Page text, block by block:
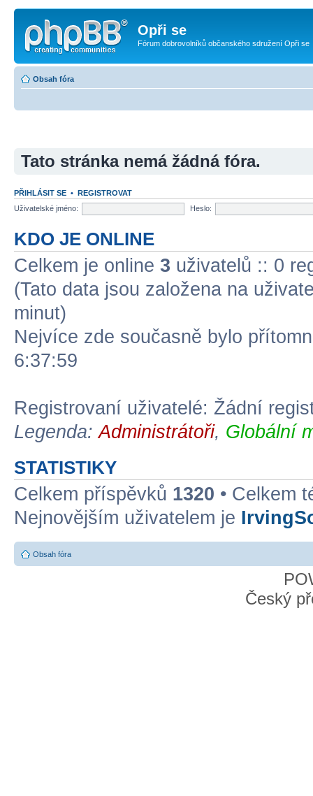
Opři se
Fórum dobrovolníků občanského sdružení Opři se
Obsah fóra
Tato stránka nemá žádná fóra.
PŘIHLÁSIT SE • REGISTROVAT
Uživatelské jméno:
Heslo:
KDO JE ONLINE
Celkem je online 3 uživatelů :: 0
(Tato data jsou založena na
minut)
Nejvíce zde současně bylo
6:37:59
Registrovaní uživatelé: Žádní
Legenda:Administrátoři, Globální
STATISTIKY
Celkem příspěvků 1320 • Celkem
Nejnovějším uživatelem je
Obsah fóra
Český